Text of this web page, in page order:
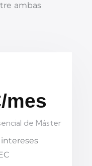
ambas
mes
de Máster
intereses